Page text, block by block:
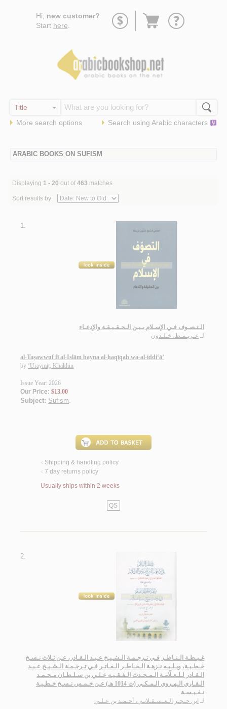
Hi, new customer?
Start here
Go
More search options Search using Arabic characters
ARABIC BOOKS ON SUFISM
Displaying 1 - 20 out of 463 matches
Sort results by:
1.
الـتـصـوف فـي الإسـلام بـيـن الـحـقـيـقـة والإدعـاء
لـ عـريـمـط، خـلـدون
al-Taṣawwuf fī al-Islām bayna al-ḥaqīqah wa-al-iddi‘ā’
by ‘Uraymiṭ, Khaldūn
Issue Year: 2026
Our Price: $13.00
Subject: Sufism.
< Shipping & handling policy
< 7 day returns policy
Usually ships within 2 weeks
QS
2.
غـبـطـة الـنـاظـر فـي تـرجـمـة الـشـيـخ عـبـد الـقـادر، عـن ثـلاث نـسـخ
خـطـيـة، ويـلـيـه نـزهـة الـخـاطـر الـفـاتـر فـي تـرجـمـة الـشـيـخ عـبـد
الـقـادر لـلـعـلّامـة الـمـحـدث الـفـقـيـه عـلـي بن سـلـطـان مـحـمـد
الـقـاري الـهـروي الـمـكـي (ت 1014 هـ) عـن خـمـس نـسـخ خـطـيـة
نـفـيـسـة
لـ ابن حـجـر الـعـسـقـلانـي، أحـمـد بن عـلـي